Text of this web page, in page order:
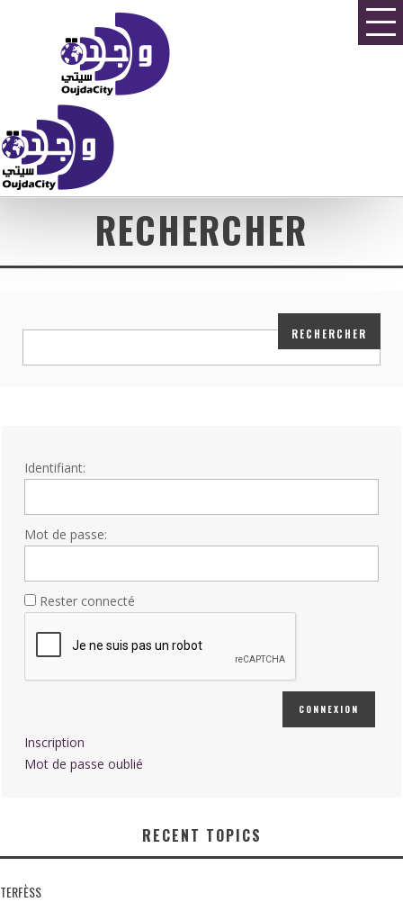
RECHERCHER
Identifiant:
Mot de passe:
Rester connecté
CONNEXION
Inscription
Mot de passe oublié
RECENT TOPICS
TERFÈSS